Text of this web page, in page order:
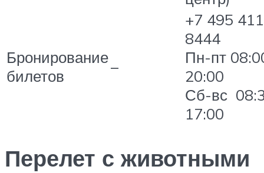
Бронирование
билетов
–
+7 495 411
8444
Пн-пт
20:00
Сб-вс
17:00
Перелет с животными